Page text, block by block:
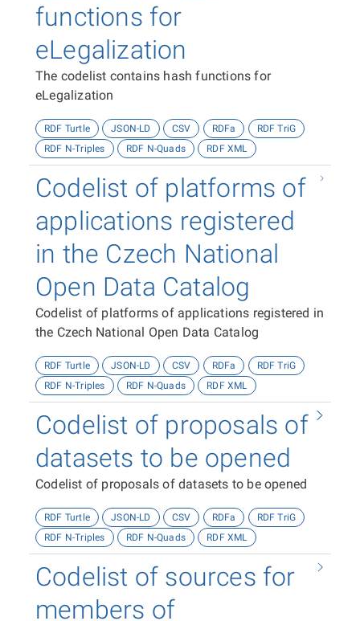
functions for
eLegalization
The codelist contains hash functions for
eLegalization
RDF Turtle JSON-LD CSV RDFa
RDF TriG
RDF N-Triples
RDF N-Quads RDF XML
Codelist of platforms of
applications registered
in the Czech National
Open Data Catalog
Codelist of platforms of applications registered in
the Czech National Open Data Catalog
RDF Turtle JSON-LD CSV RDFa
RDF TriG
RDF N-Triples
RDF N-Quads RDF XML
Codelist of proposals of
datasets to be opened
Codelist of proposals of datasets to be opened
RDF Turtle JSON-LD CSV RDFa
RDF TriG
RDF N-Triples
RDF N-Quads RDF XML
Codelist of sources for
members of